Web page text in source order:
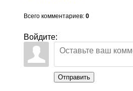
Всего комментариев: 0
Войдите:
Отправить